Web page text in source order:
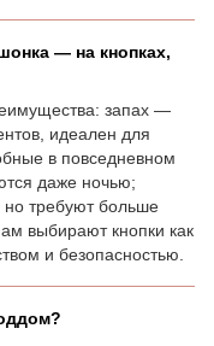
— на кнопках,
запах —
идеален для
в повседневном
даже ночью;
но требуют больше
выбирают кнопки как
и безопасностью.